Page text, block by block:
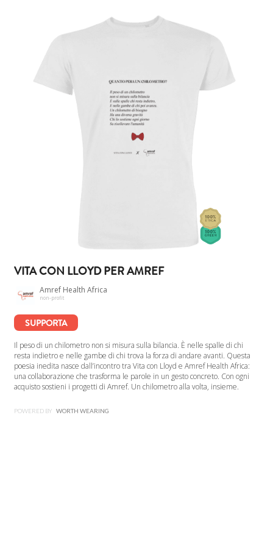
VITA CON LLOYD PER AMREF
Amref Health Africa
non-profit
SUPPORTA
Il peso di un chilometro non si misura sulla bilancia. È nelle spalle di chi
resta indietro e nelle gambe di chi trova la forza di andare avanti. Questa
poesia inedita nasce dall’incontro tra Vita con Lloyd e Amref Health Africa:
una collaborazione che trasforma le parole in un gesto concreto. Con ogni
acquisto sostieni i progetti di Amref. Un chilometro alla volta, insieme.
POWERED BY WORTH WEARING